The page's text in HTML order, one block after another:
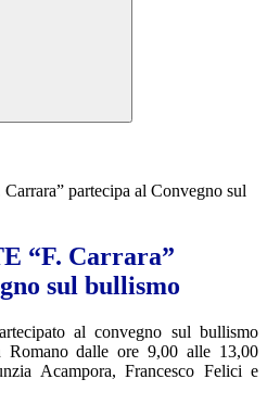
partecipa al Convegno sul
“F. Carrara”
sul bullismo
al convegno sul bullismo
Romano dalle ore 9,00 alle 13,00
Acampora, Francesco Felici e